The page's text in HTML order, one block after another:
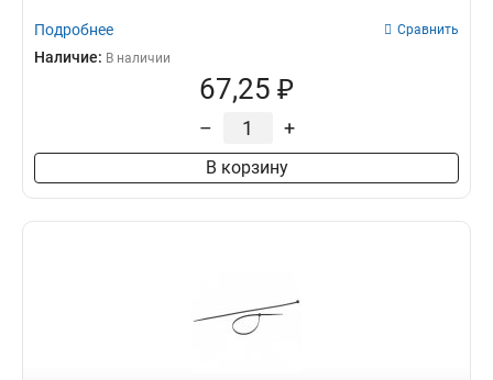
Подробнее Сравнить
Наличие: В наличии
67,25 ₽
– +
В корзину